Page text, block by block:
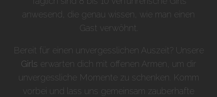
anwesend, die genau wissen, wie man einen
Gast verwöhnt.
Bereit für einen unvergesslichen Auszeit? Unsere
Girls erwarten dich mit offenen Armen, um dir
unvergessliche Momente zu schenken. Komm
vorbei und lass uns gemeinsam zauberhafte